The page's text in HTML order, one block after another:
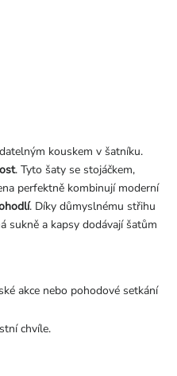
kouskem v šatníku.
. Tyto šaty se stojáčkem,
perfektně kombinují moderní
. Díky důmyslnému střihu
sukně a kapsy dodávají šatům
akce nebo pohodové setkání
chvíle.